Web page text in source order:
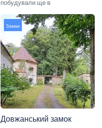
побудували ще в
Замки
Довжанський замок